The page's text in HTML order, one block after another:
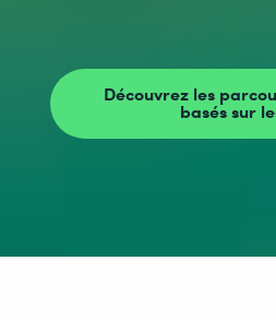
Découvrez les
basés sur